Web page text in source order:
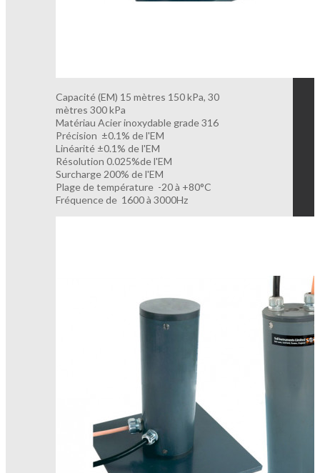
Capacité (EM) 15 mètres 150 kPa, 30
mètres 300 kPa
Matériau Acier inoxydable grade 316
Précision ±0.1% de l'EM
Linéarité ±0.1% de l'EM
Résolution 0.025%de l'EM
Surcharge 200% de l'EM
Plage de température -20 à +80°C
Fréquence de 1600 à 3000Hz